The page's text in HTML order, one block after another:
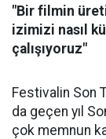
"Bir filmin
izimizi nasıl
çalışıyoruz"
Festivalin Son
da geçen yıl
çok memnun